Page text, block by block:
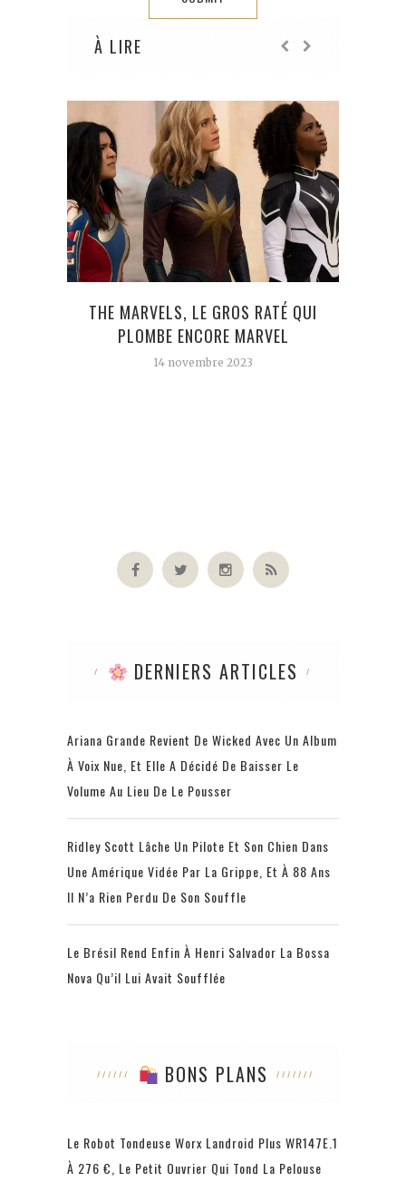
À LIRE
THE MARVELS, LE GROS RATÉ QUI
PLOMBE ENCORE MARVEL
14 novembre 2023
DERNIERS ARTICLES
Ariana Grande Revient De Wicked Avec Un Album
À Voix Nue, Et Elle A Décidé De Baisser Le
Volume Au Lieu De Le Pousser
Ridley Scott Lâche Un Pilote Et Son Chien Dans
Une Amérique Vidée Par La Grippe, Et À 88 Ans
Il N’a Rien Perdu De Son Souffle
Le Brésil Rend Enfin À Henri Salvador La Bossa
Nova Qu’il Lui Avait Soufflée
BONS PLANS
Le Robot Tondeuse Worx Landroid Plus WR147E.1
À 276 €, Le Petit Ouvrier Qui Tond La Pelouse